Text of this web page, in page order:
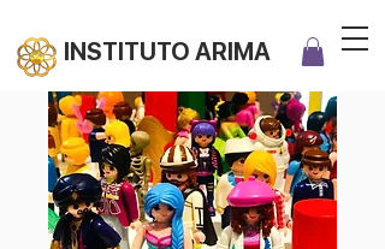
INSTITUTO ARIMA